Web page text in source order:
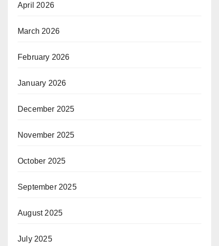
April 2026
March 2026
February 2026
January 2026
December 2025
November 2025
October 2025
September 2025
August 2025
July 2025